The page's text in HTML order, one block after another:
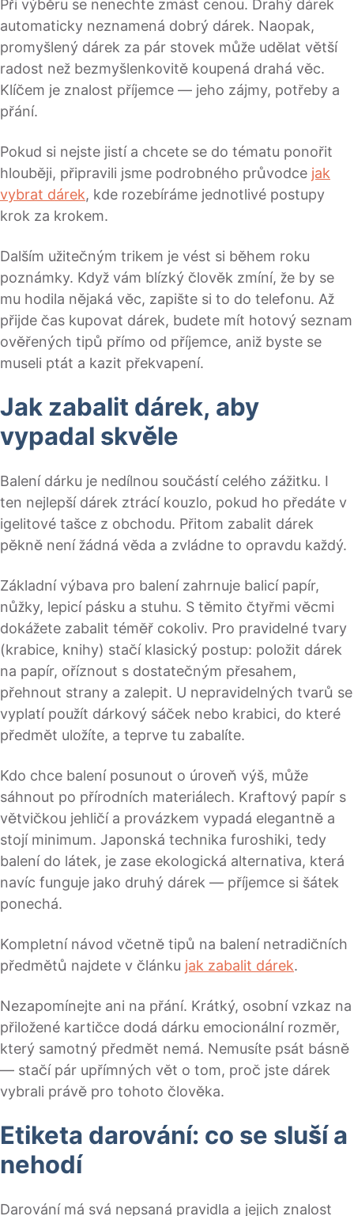
Při výběru se nenechte zmást cenou. Drahý dárek
automaticky neznamená dobrý dárek. Naopak,
promyšlený dárek za pár stovek může udělat větší
radost než bezmyšlenkovitě koupená drahá věc.
Klíčem je znalost příjemce — jeho zájmy, potřeby a
přání.
Pokud si nejste jistí a chcete se do tématu ponořit
hlouběji, připravili jsme podrobného průvodce jak
vybrat dárek, kde rozebíráme jednotlivé postupy
krok za krokem.
Dalším užitečným trikem je vést si během roku
poznámky. Když vám blízký člověk zmíní, že by se
mu hodila nějaká věc, zapište si to do telefonu. Až
přijde čas kupovat dárek, budete mít hotový seznam
ověřených tipů přímo od příjemce, aniž byste se
museli ptát a kazit překvapení.
Jak zabalit dárek, aby
vypadal skvěle
Balení dárku je nedílnou součástí celého zážitku. I
ten nejlepší dárek ztrácí kouzlo, pokud ho předáte v
igelitové tašce z obchodu. Přitom zabalit dárek
pěkně není žádná věda a zvládne to opravdu každý.
Základní výbava pro balení zahrnuje balicí papír,
nůžky, lepicí pásku a stuhu. S těmito čtyřmi věcmi
dokážete zabalit téměř cokoliv. Pro pravidelné tvary
(krabice, knihy) stačí klasický postup: položit dárek
na papír, oříznout s dostatečným přesahem,
přehnout strany a zalepit. U nepravidelných tvarů se
vyplatí použít dárkový sáček nebo krabici, do které
předmět uložíte, a teprve tu zabalíte.
Kdo chce balení posunout o úroveň výš, může
sáhnout po přírodních materiálech. Kraftový papír s
větvičkou jehličí a provázkem vypadá elegantně a
stojí minimum. Japonská technika furoshiki, tedy
balení do látek, je zase ekologická alternativa, která
navíc funguje jako druhý dárek — příjemce si šátek
ponechá.
Kompletní návod včetně tipů na balení netradičních
předmětů najdete v článku jak zabalit dárek.
Nezapomínejte ani na přání. Krátký, osobní vzkaz na
přiložené kartičce dodá dárku emocionální rozměr,
který samotný předmět nemá. Nemusíte psát básně
— stačí pár upřímných vět o tom, proč jste dárek
vybrali právě pro tohoto člověka.
Etiketa darování: co se sluší a
nehodí
Darování má svá nepsaná pravidla a jejich znalost